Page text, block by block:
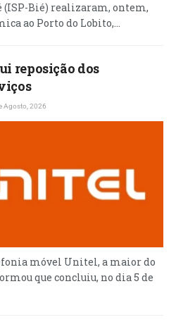
(ISP-Bié) realizaram, ontem,
ao Porto do Lobito,...
reposição dos
Agosto, 2026
móvel Unitel, a maior do
que concluiu, no dia 5 de